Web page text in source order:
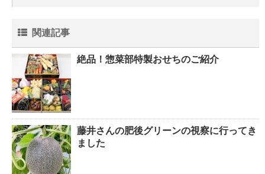
関連記事
絶品！惣菜部特製おせちのご紹介
藤井さんの肥後グリーンの視察に行ってき
ました